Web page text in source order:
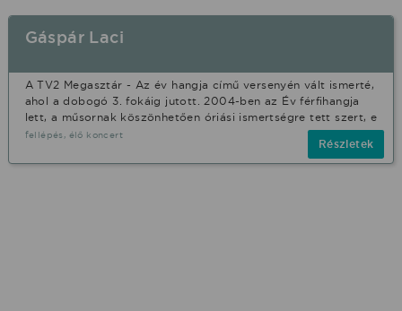
Gáspár Laci
A TV2 Megasztár - Az év hangja című versenyén vált ismerté,
ahol a dobogó 3. fokáig jutott. 2004-ben az Év férfihangja
lett, a műsornak köszönhetően óriási ismertségre tett szert, e
fellépés, élő koncert
Részletek